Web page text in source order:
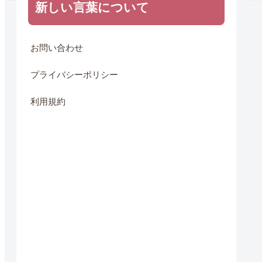
新しい言葉について
お問い合わせ
プライバシーポリシー
利用規約